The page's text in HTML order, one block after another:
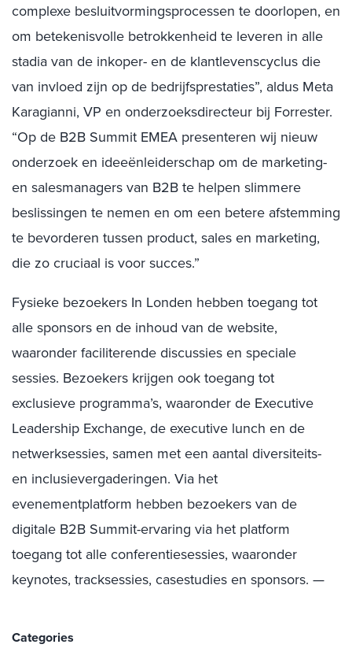
complexe besluitvormingsprocessen te doorlopen, en
om betekenisvolle betrokkenheid te leveren in alle
stadia van de inkoper- en de klantlevenscyclus die
van invloed zijn op de bedrijfsprestaties”, aldus Meta
Karagianni, VP en onderzoeksdirecteur bij Forrester.
“Op de B2B Summit EMEA presenteren wij nieuw
onderzoek en ideeënleiderschap om de marketing-
en salesmanagers van B2B te helpen slimmere
beslissingen te nemen en om een betere afstemming
te bevorderen tussen product, sales en marketing,
die zo cruciaal is voor succes.”
Fysieke bezoekers In Londen hebben toegang tot
alle sponsors en de inhoud van de website,
waaronder faciliterende discussies en speciale
sessies. Bezoekers krijgen ook toegang tot
exclusieve programma’s, waaronder de Executive
Leadership Exchange, de executive lunch en de
netwerksessies, samen met een aantal diversiteits-
en inclusievergaderingen. Via het
evenementplatform hebben bezoekers van de
digitale B2B Summit-ervaring via het platform
toegang tot alle conferentiesessies, waaronder
keynotes, tracksessies, casestudies en sponsors. —
Categories